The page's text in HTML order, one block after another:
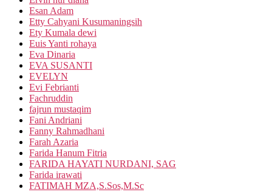
Esan Adam
Etty Cahyani Kusumaningsih
Ety Kumala dewi
Euis Yanti rohaya
Eva Dinaria
EVA SUSANTI
EVELYN
Evi Febrianti
Fachruddin
fajrun mustaqim
Fani Andriani
Fanny Rahmadhani
Farah Azaria
Farida Hanum Fitria
FARIDA HAYATI NURDANI, SAG
Farida irawati
FATIMAH MZA,S.Sos,M.Sc